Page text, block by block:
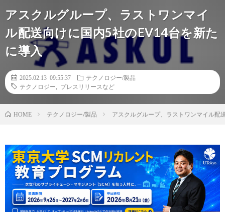
アスクルグループ、ラストワンマイ
ル配送向けに国内5社のEV14台を新た
に導入
2025.02.13 09:55:37
テクノロジー/製品
テクノロジー
プレスリリースなど
HOME テクノロジー/製品 アスクルグループ、ラストワンマイル配